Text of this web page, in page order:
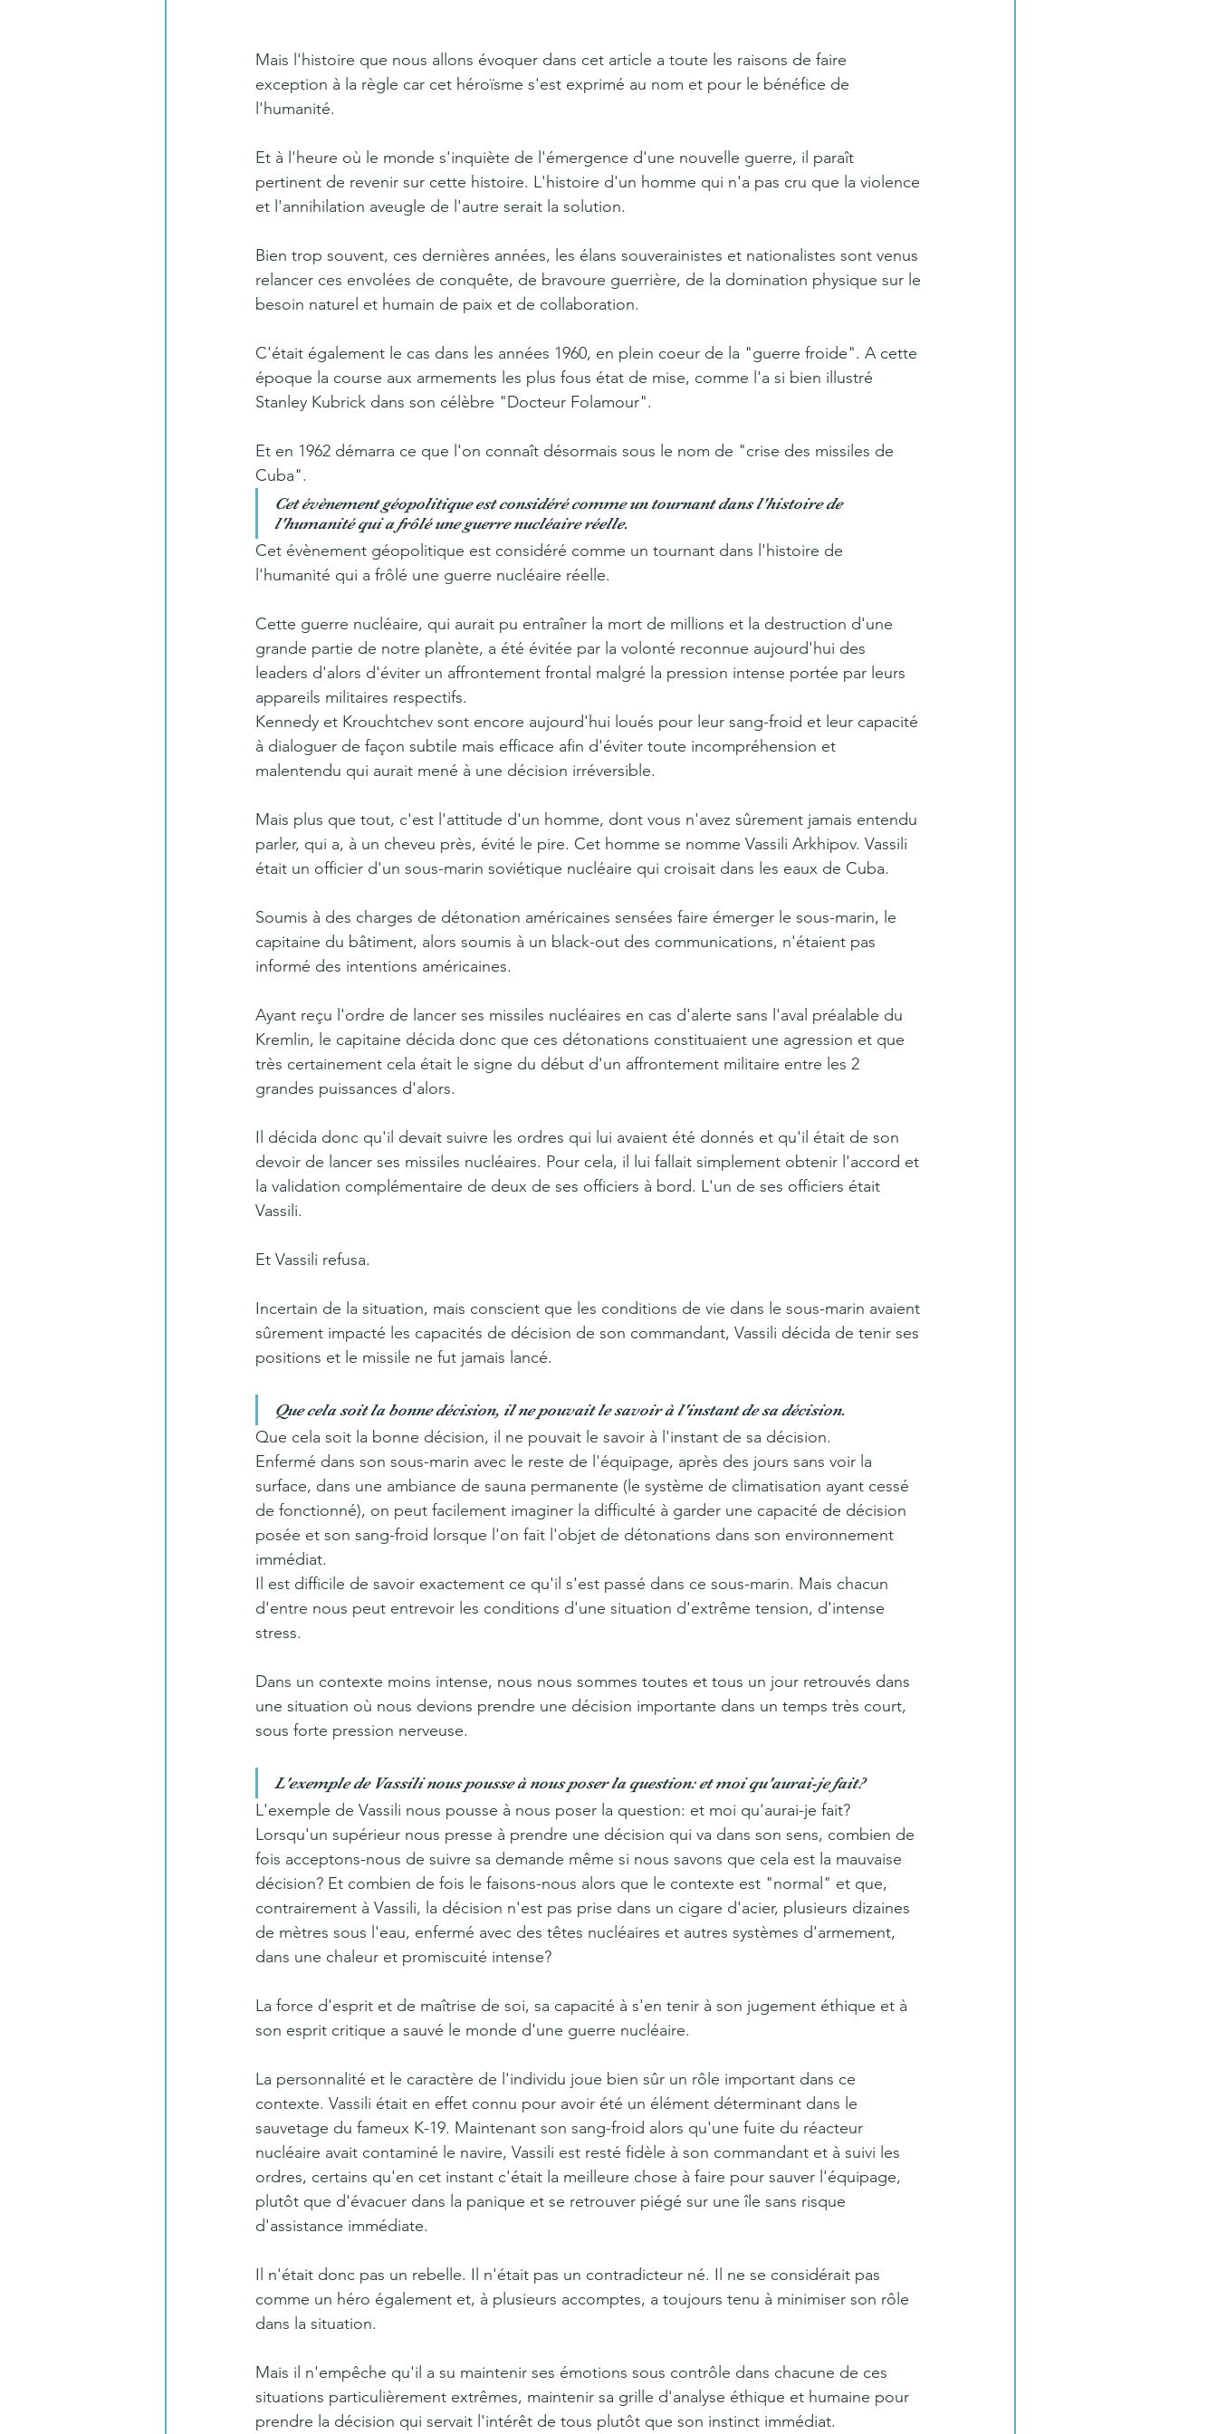
Mais l'histoire que nous allons évoquer dans cet article a toute les raisons de faire
exception à la règle car cet héroïsme s'est exprimé au nom et pour le bénéfice de
l'humanité.
Et à l'heure où le monde s'inquiète de l'émergence d'une nouvelle guerre, il paraît
pertinent de revenir sur cette histoire. L'histoire d'un homme qui n'a pas cru que la violence
et l'annihilation aveugle de l'autre serait la solution.
Bien trop souvent, ces dernières années, les élans souverainistes et nationalistes sont venus
relancer ces envolées de conquête, de bravoure guerrière, de la domination physique sur le
besoin naturel et humain de paix et de collaboration.
C'était également le cas dans les années 1960, en plein coeur de la "guerre froide". A cette
époque la course aux armements les plus fous état de mise, comme l'a si bien illustré
Stanley Kubrick dans son célèbre "Docteur Folamour".
Et en 1962 démarra ce que l'on connaît désormais sous le nom de "crise des missiles de
Cuba".
Cet évènement géopolitique est considéré comme un tournant dans l'histoire de
l'humanité qui a frôlé une guerre nucléaire réelle.
Cet évènement géopolitique est considéré comme un tournant dans l'histoire de
l'humanité qui a frôlé une guerre nucléaire réelle.
Cette guerre nucléaire, qui aurait pu entraîner la mort de millions et la destruction d'une
grande partie de notre planète, a été évitée par la volonté reconnue aujourd'hui des
leaders d'alors d'éviter un affrontement frontal malgré la pression intense portée par leurs
appareils militaires respectifs.
Kennedy et Krouchtchev sont encore aujourd'hui loués pour leur sang-froid et leur capacité
à dialoguer de façon subtile mais efficace afin d'éviter toute incompréhension et
malentendu qui aurait mené à une décision irréversible.
Mais plus que tout, c'est l'attitude d'un homme, dont vous n'avez sûrement jamais entendu
parler, qui a, à un cheveu près, évité le pire. Cet homme se nomme Vassili Arkhipov. Vassili
était un officier d'un sous-marin soviétique nucléaire qui croisait dans les eaux de Cuba.
Soumis à des charges de détonation américaines sensées faire émerger le sous-marin, le
capitaine du bâtiment, alors soumis à un black-out des communications, n'étaient pas
informé des intentions américaines.
Ayant reçu l'ordre de lancer ses missiles nucléaires en cas d'alerte sans l'aval préalable du
Kremlin, le capitaine décida donc que ces détonations constituaient une agression et que
très certainement cela était le signe du début d'un affrontement militaire entre les 2
grandes puissances d'alors.
Il décida donc qu'il devait suivre les ordres qui lui avaient été donnés et qu'il était de son
devoir de lancer ses missiles nucléaires. Pour cela, il lui fallait simplement obtenir l'accord et
la validation complémentaire de deux de ses officiers à bord. L'un de ses officiers était
Vassili.
Et Vassili refusa.
Incertain de la situation, mais conscient que les conditions de vie dans le sous-marin avaient
sûrement impacté les capacités de décision de son commandant, Vassili décida de tenir ses
positions et le missile ne fut jamais lancé.
Que cela soit la bonne décision, il ne pouvait le savoir à l'instant de sa décision.
Que cela soit la bonne décision, il ne pouvait le savoir à l'instant de sa décision.
Enfermé dans son sous-marin avec le reste de l'équipage, après des jours sans voir la
surface, dans une ambiance de sauna permanente (le système de climatisation ayant cessé
de fonctionné), on peut facilement imaginer la difficulté à garder une capacité de décision
posée et son sang-froid lorsque l'on fait l'objet de détonations dans son environnement
immédiat.
Il est difficile de savoir exactement ce qu'il s'est passé dans ce sous-marin. Mais chacun
d'entre nous peut entrevoir les conditions d'une situation d'extrême tension, d'intense
stress.
Dans un contexte moins intense, nous nous sommes toutes et tous un jour retrouvés dans
une situation où nous devions prendre une décision importante dans un temps très court,
sous forte pression nerveuse.
L'exemple de Vassili nous pousse à nous poser la question: et moi qu'aurai-je fait?
L'exemple de Vassili nous pousse à nous poser la question: et moi qu'aurai-je fait?
Lorsqu'un supérieur nous presse à prendre une décision qui va dans son sens, combien de
fois acceptons-nous de suivre sa demande même si nous savons que cela est la mauvaise
décision? Et combien de fois le faisons-nous alors que le contexte est "normal" et que,
contrairement à Vassili, la décision n'est pas prise dans un cigare d'acier, plusieurs dizaines
de mètres sous l'eau, enfermé avec des têtes nucléaires et autres systèmes d'armement,
dans une chaleur et promiscuité intense?
La force d'esprit et de maîtrise de soi, sa capacité à s'en tenir à son jugement éthique et à
son esprit critique a sauvé le monde d'une guerre nucléaire.
La personnalité et le caractère de l'individu joue bien sûr un rôle important dans ce
contexte. Vassili était en effet connu pour avoir été un élément déterminant dans le
sauvetage du fameux K-19. Maintenant son sang-froid alors qu'une fuite du réacteur
nucléaire avait contaminé le navire, Vassili est resté fidèle à son commandant et à suivi les
ordres, certains qu'en cet instant c'était la meilleure chose à faire pour sauver l'équipage,
plutôt que d'évacuer dans la panique et se retrouver piégé sur une île sans risque
d'assistance immédiate.
Il n'était donc pas un rebelle. Il n'était pas un contradicteur né. Il ne se considérait pas
comme un héro également et, à plusieurs accomptes, a toujours tenu à minimiser son rôle
dans la situation.
Mais il n'empêche qu'il a su maintenir ses émotions sous contrôle dans chacune de ces
situations particulièrement extrêmes, maintenir sa grille d'analyse éthique et humaine pour
prendre la décision qui servait l'intérêt de tous plutôt que son instinct immédiat.